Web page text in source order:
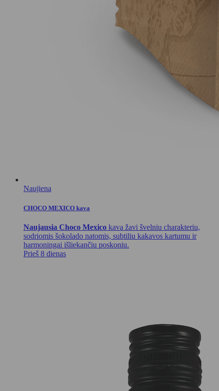
Naujiena
CHOCO MEXICO kava
Naujausia Choco Mexico kava žavi švelniu charakteriu,
sodriomis šokolado natomis, subtiliu kakavos kartumu ir
harmoningai išliekančiu poskoniu.
Prieš 8 dienas